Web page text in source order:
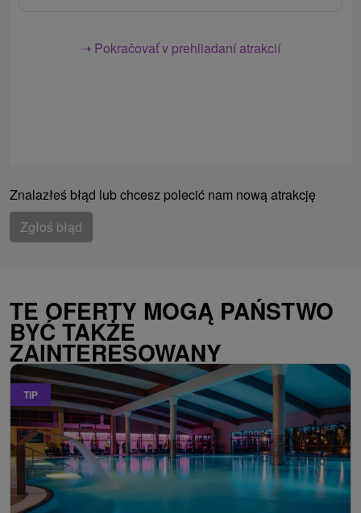
➝ Pokračovať v prehliadaní atrakcií
Znalazłeś błąd lub chcesz polecić nam nową atrakcję
Zgłoś błąd
TE OFERTY MOGĄ PAŃSTWO
BYĆ TAKŻE
ZAINTERESOWANY
TIP